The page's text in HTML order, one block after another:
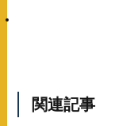
関連記事